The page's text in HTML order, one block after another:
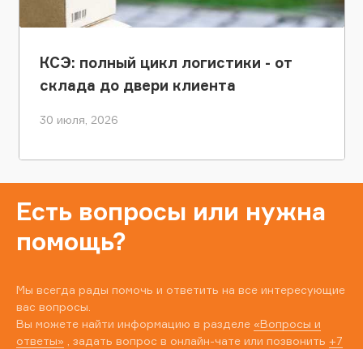
КСЭ: полный цикл логистики - от
склада до двери клиента
30 июля, 2026
Есть вопросы или нужна
помощь?
Мы всегда рады помочь и ответить на все интересующие
вас вопросы.
Вы можете найти информацию в разделе «Вопросы и
ответы» , задать вопрос в онлайн-чате или позвонить +7